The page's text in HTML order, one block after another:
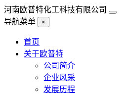
河南欧普特化工科技有限公司
导航菜单
×
首页
关于欧普特
公司简介
企业风采
发展历程